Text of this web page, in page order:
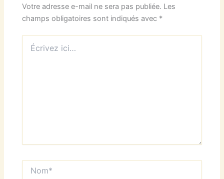
Votre adresse e-mail ne sera pas publiée. Les
champs obligatoires sont indiqués avec *
ici…